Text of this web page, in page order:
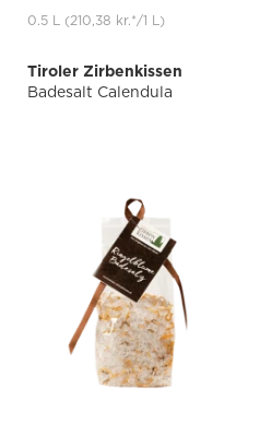
0.5 L (210,38 kr.*/1 L)
Tiroler Zirbenkissen
Badesalt Calendula